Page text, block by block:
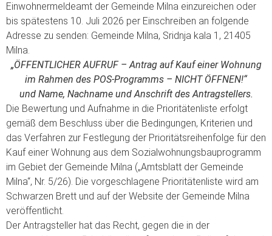
Einwohnermeldeamt der Gemeinde Milna einzureichen oder
bis spätestens 10. Juli 2026 per Einschreiben an folgende
Adresse zu senden: Gemeinde Milna, Sridnja kala 1, 21405
Milna.
„ÖFFENTLICHER AUFRUF – Antrag auf Kauf einer Wohnung
im Rahmen des POS-Programms – NICHT ÖFFNEN!“
und Name, Nachname und Anschrift des Antragstellers.
Die Bewertung und Aufnahme in die Prioritätenliste erfolgt
gemäß dem Beschluss über die Bedingungen, Kriterien und
das Verfahren zur Festlegung der Prioritätsreihenfolge für den
Kauf einer Wohnung aus dem Sozialwohnungsbauprogramm
im Gebiet der Gemeinde Milna („Amtsblatt der Gemeinde
Milna“, Nr. 5/26). Die vorgeschlagene Prioritätenliste wird am
Schwarzen Brett und auf der Website der Gemeinde Milna
veröffentlicht.
Der Antragsteller hat das Recht, gegen die in der